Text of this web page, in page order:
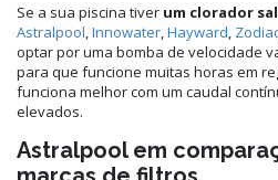
Se a sua piscina tiver um clorador
Astralpool,Innowater,Hayward,
optar por uma bomba de velocidade
para que funcione muitas horas em
funciona melhor com um caudal
elevados.
Astralpool em